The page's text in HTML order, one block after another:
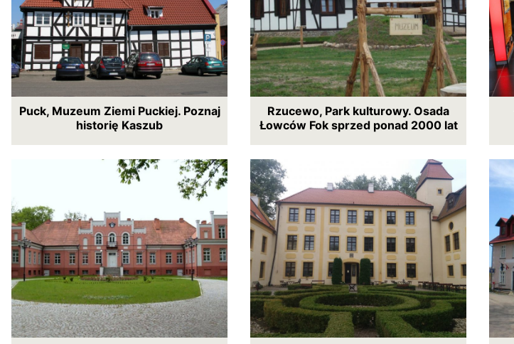
Puck, Muzeum Ziemi Puckiej. Poznaj
historię Kaszub
Rzucewo, Park kulturowy. Osada
Łowców Fok sprzed ponad 2000 lat